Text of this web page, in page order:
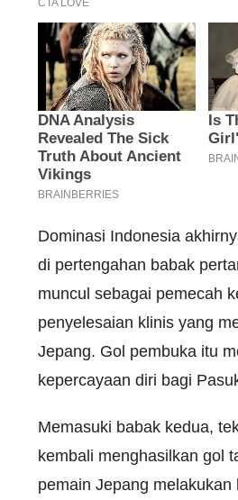
Dominasi Indonesia
di pertengahan babak
muncul sebagai pemecah
penyelesaian klinis yang
Jepang. Gol pembuka itu
kepercayaan diri bagi
Memasuki babak kedua,
kembali menghasilkan gol
pemain Jepang melakukan